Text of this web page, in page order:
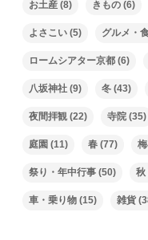
お土産(8) きもの(6)
よさこい(5) グルメ・
ロームシアター京都(6)
八坂神社(9) 冬(43)
夜間拝観(22) 寺院(35)
庭園 (11) 春(77)
祭り・年中行事(50) 秋
車・乗り物(15) 雑貨